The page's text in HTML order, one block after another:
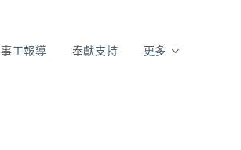
事工報導 奉獻支持 更多